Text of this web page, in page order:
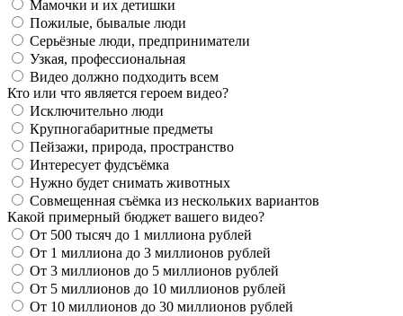
Мамочки и их детишки
Пожилые, бывалые люди
Серьёзные люди, предприниматели
Узкая, профессиональная
Видео должно подходить всем
Кто или что является героем видео?
Исключительно люди
Крупногабаритные предметы
Пейзажи, природа, пространство
Интересует фудсъёмка
Нужно будет снимать животных
Совмещенная съёмка из нескольких вариантов
Какой примерный бюджет вашего видео?
От 500 тысяч до 1 миллиона рублей
От 1 миллиона до 3 миллионов рублей
От 3 миллионов до 5 миллионов рублей
От 5 миллионов до 10 миллионов рублей
От 10 миллионов до 30 миллионов рублей